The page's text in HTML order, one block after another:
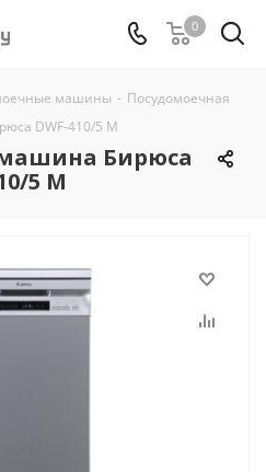
0
машины - Посудомоечная
DWF-410/5 M
Бирюса
5 M